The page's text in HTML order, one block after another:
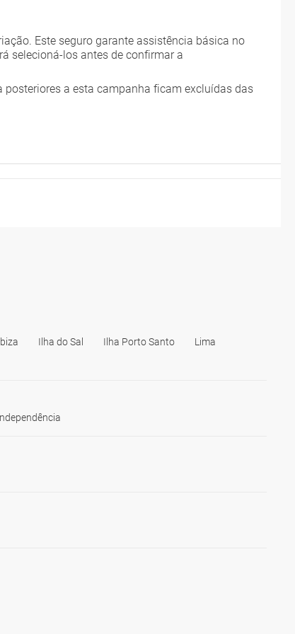
Este seguro garante assistência básica no
selecioná-los antes de confirmar a
a esta campanha ficam excluídas das
Ilha do Sal Ilha Porto Santo
Lima